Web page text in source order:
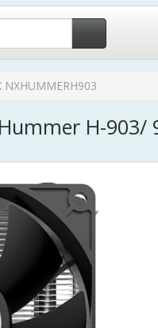
NXHUMMERH903
H-903/